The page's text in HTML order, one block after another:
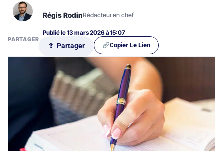
Régis RodinRédacteur en chef
Publié le 13 mars 2026 à 15:07
PARTAGER
⇪ Partager Copier Le Lien